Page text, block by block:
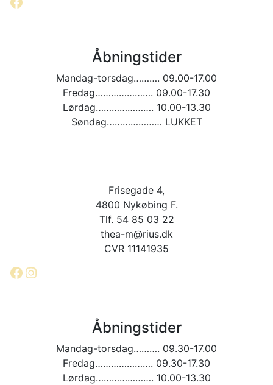
Åbningstider
Mandag-torsdag………. 09.00-17.00
Fredag…………………. 09.00-17.30
Lørdag…………………. 10.00-13.30
Søndag………………… LUKKET
Frisegade 4,
4800 Nykøbing F.
Tlf. 54 85 03 22
thea-m@rius.dk
CVR 11141935
Facebook
Instagram
Åbningstider
Mandag-torsdag………. 09.30-17.00
Fredag…………………. 09.30-17.30
Lørdag…………………. 10.00-13.30